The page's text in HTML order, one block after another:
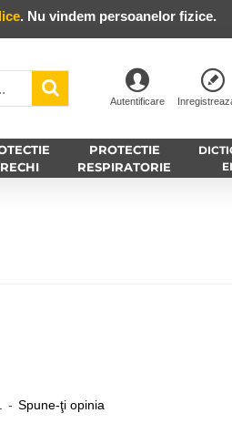
. Nu vindem persoanelor fizice.
Autentificare
PROTECTIE
RESPIRATORIE
- Spune-ţi opinia